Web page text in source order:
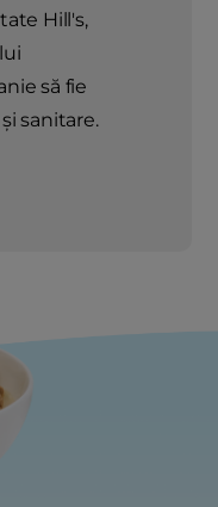
Hill's,
să fie
sanitare.